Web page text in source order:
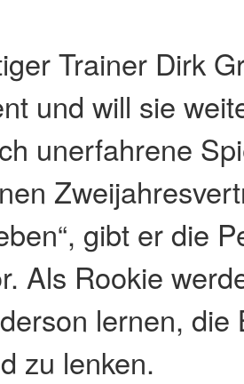
Trainer Dirk
und will sie
unerfahrene
gibt er die
Als Rookie
lernen, die
zu lenken.